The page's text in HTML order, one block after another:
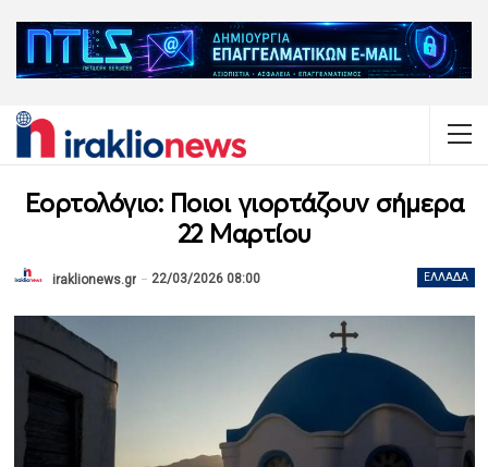
Εορτολόγιο: Ποιοι γιορτάζουν σήμερα
22 Μαρτίου
ΕΛΛΆΔΑ
iraklionews.gr 22/03/2026 08:00